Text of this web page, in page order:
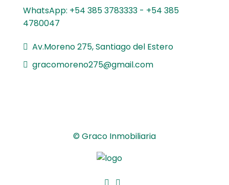
WhatsApp: +54 385 3783333 - +54 385
4780047
Av.Moreno 275, Santiago del Estero
gracomoreno275@gmail.com
© Graco Inmobiliaria